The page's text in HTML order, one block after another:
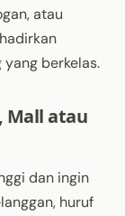
atau
berkelas.
Mall atau
dan ingin
huruf